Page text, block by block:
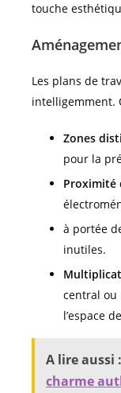
touche
Les plans de
intelligemment.
Zones
pour la
Proximité
à portée
inutiles.
central ou
l’espace
A lire aussi :
charme